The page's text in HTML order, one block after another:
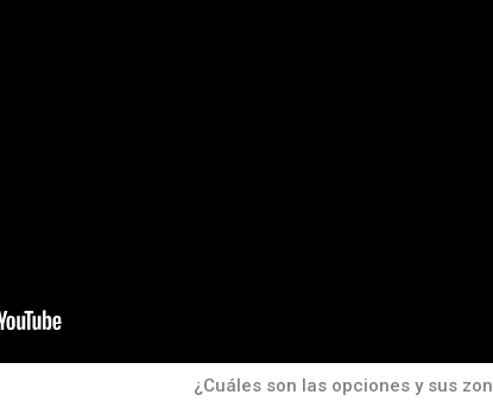
¿Cuáles son las opciones y sus